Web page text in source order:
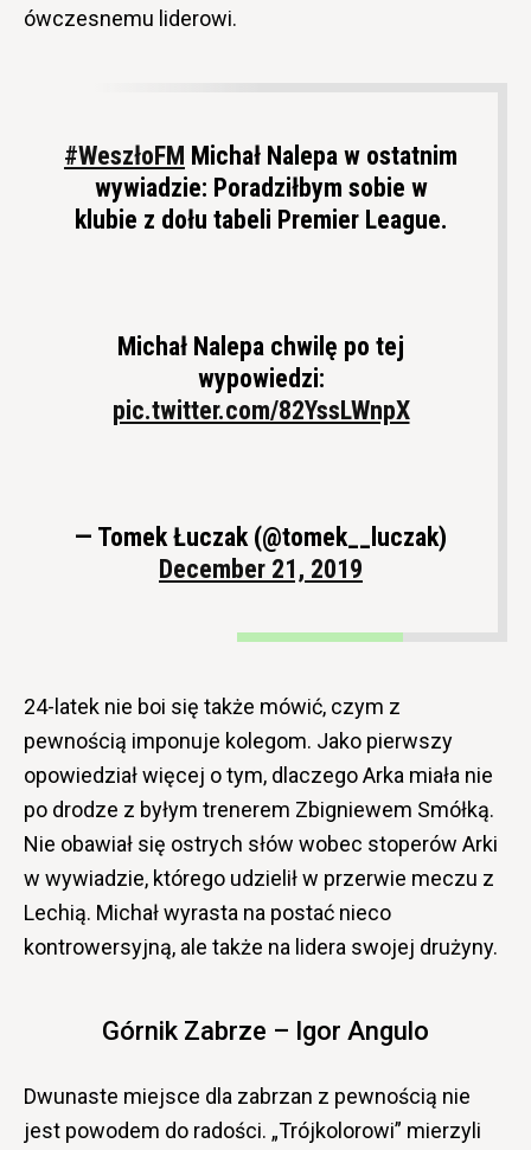
ówczesnemu liderowi.
#WeszłoFM Michał Nalepa w ostatnim
wywiadzie: Poradziłbym sobie w
klubie z dołu tabeli Premier League.
Michał Nalepa chwilę po tej
wypowiedzi:
pic.twitter.com/82YssLWnpX
— Tomek Łuczak (@tomek__luczak)
December 21, 2019
24-latek nie boi się także mówić, czym z
pewnością imponuje kolegom. Jako pierwszy
opowiedział więcej o tym, dlaczego Arka miała nie
po drodze z byłym trenerem Zbigniewem Smółką.
Nie obawiał się ostrych słów wobec stoperów Arki
w wywiadzie, którego udzielił w przerwie meczu z
Lechią. Michał wyrasta na postać nieco
kontrowersyjną, ale także na lidera swojej drużyny.
Górnik Zabrze – Igor Angulo
Dwunaste miejsce dla zabrzan z pewnością nie
jest powodem do radości. „Trójkolorowi” mierzyli